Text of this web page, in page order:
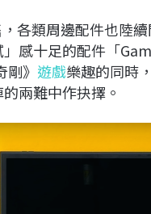
各類周邊配件也陸續
感十足的配件「
》 遊戲樂趣的同時
兩難中作抉擇。